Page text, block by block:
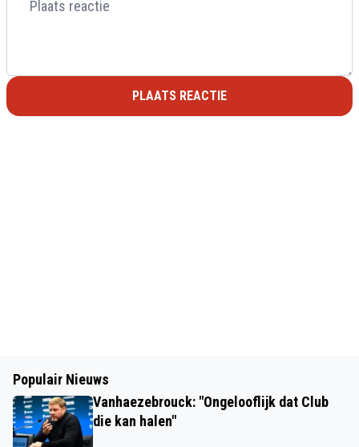
PLAATS REACTIE
Populair Nieuws
Vanhaezebrouck: "Ongelooflijk dat Club
die kan halen"